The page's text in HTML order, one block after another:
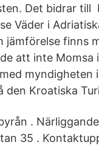
Det bidrar till
Väder i
jämförelse finns
att inte
den Kroatiska
.
35 .